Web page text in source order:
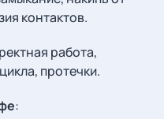
контактов.
работа,
протечки.
: